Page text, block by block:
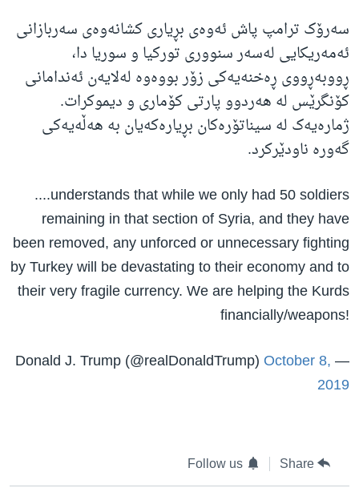
سەرۆک ترامپ پاش ئەوەی بڕیاری کشانەوەی سەربازانی
ئەمەریکایی لەسەر سنووری تورکیا و سوریا دا،
ڕووبەڕووی ڕەخنەیەکی زۆر بووەوە لەلایەن ئەندامانی
کۆنگرێس لە هەردوو پارتی کۆماری و دیموکرات.
ژمارەیەک لە سیناتۆرەکان بڕیارەکەیان بە هەڵەیەکی
گەورە ناودێرکرد.
....understands that while we only had 50 soldiers
remaining in that section of Syria, and they have
been removed, any unforced or unnecessary fighting
by Turkey will be devastating to their economy and to
their very fragile currency. We are helping the Kurds
financially/weapons!
— Donald J. Trump (@realDonaldTrump)
October 8,
2019
Share
Follow us